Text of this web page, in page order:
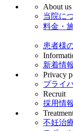
About us
当院に
料金・
患者様
新着情報
Privacy
プライ
Recruit
採用情報
不妊治